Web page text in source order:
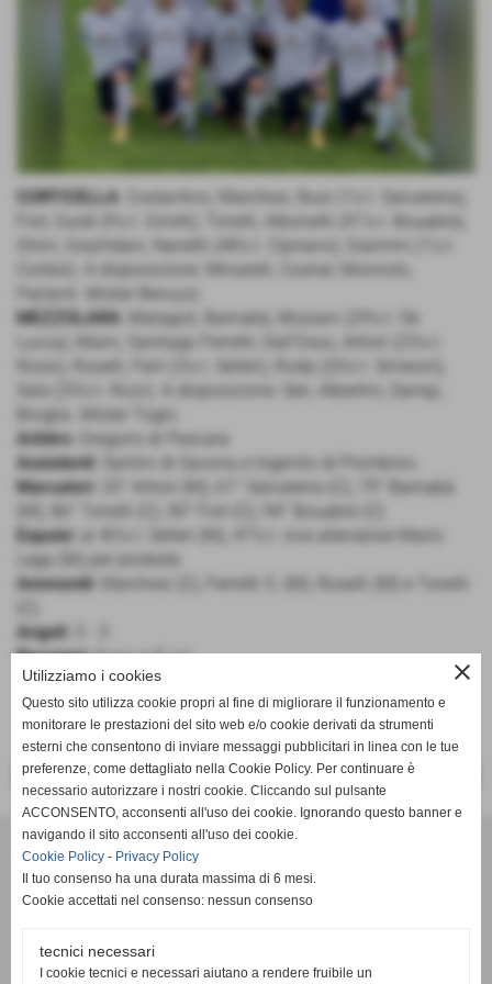
CORTICELLA
: Costantino, Marchesi, Busi (1's.t. Salvaterra),
Fort, Guidi (9's.t. Girotti), Tonelli, Albonetti (41's.t. Bouabre),
Ghini, Grazhdani, Nanetti (48's.t. Cipriano), Giannini (1's.t.
Cortesi). A disposizione: Minarelli, Cosner, Monnolo,
Parlanti. Mister Benuzzi.
MEZZOLARA
: Malagoli, Barnabà, Musiani (29's.t. De
Lucca), Maini, Santiago Ferretti, Dall'Osso, Artioli (23's.t.
Rossi), Roselli, Ferri (3's.t. Selleri), Roda (20's.t. Simeoni),
Sala (33's.t. Rizzi). A disposizione: Seri, Albertini, Darraji,
Broglia. Mister Togni.
Arbitro : Gregoris di Pescara
Assistenti : Santini di Savona e Ingenito di Piombino.
Marcatori
: 20° Artioli (M), 61° Salvaterra (C), 79° Barnabà
(M), 86° Tonelli (C), 90° Fort (C), 94° Bouabre (C)
Espulsi : al 40's.t. Selleri (M), 47's.t. vice allenatore Mario
Lega (M) per proteste
Ammoniti
: Marchesi (C), Ferretti S. (M), Roselli (M) e Tonelli
Angoli
Recuperi: 0′ p.t. e 5′ s.t.
<< PRECEDENTE SUCCESSIVO >>
SSDaRL MEZZOLARA
Piazzale della Gioventù, 8 - 40054 - Budrio (Bologna) - Tel. 051
9989052
mezzolaracalcio@libero.it- C.F. 01686681204
close
Utilizziamo i cookies
Questo sito utilizza cookie propri al fine di migliorare il funzionamento e
monitorare le prestazioni del sito web e/o cookie derivati da strumenti
esterni che consentono di inviare messaggi pubblicitari in linea con le tue
preferenze, come dettagliato nella Cookie Policy. Per continuare è
necessario autorizzare i nostri cookie. Cliccando sul pulsante
ACCONSENTO, acconsenti all'uso dei cookie. Ignorando questo banner e
navigando il sito acconsenti all'uso dei cookie.
Cookie Policy - Privacy Policy
Il tuo consenso ha una durata massima di 6 mesi.
Cookie accettati nel consenso: nessun consenso
tecnici necessari
I cookie tecnici e necessari aiutano a rendere fruibile un